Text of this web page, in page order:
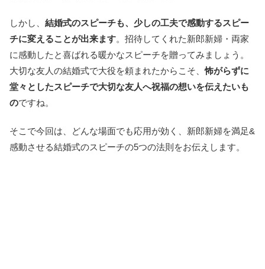
しかし、 結婚式のスピーチも、少しの工夫で感動するスピー
チに変えることが出来ます。招待してくれた新郎新婦・両家
に感動したと喜ばれる暖かなスピーチを贈ってみましょう。
大切な友人の結婚式で大役を頼まれたからこそ、怖がらずに
堂々としたスピーチで大切な友人へ祝福の想いを伝えたいも
のですね。
そこで今回は、どんな場面でも応用が効く、新郎新婦を満足&
感動させる結婚式のスピーチの5つの法則をお伝えします。